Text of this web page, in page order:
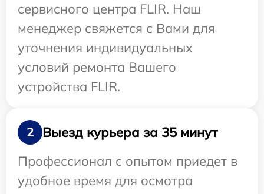
сервисного центра FLIR. Наш
менеджер свяжется с Вами для
уточнения индивидуальных
условий ремонта Вашего
устройства FLIR.
2
Выезд курьера за 35 минут
Профессионал с опытом приедет в
удобное время для осмотра